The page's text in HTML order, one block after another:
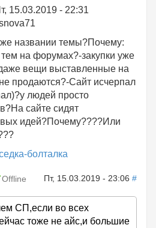
15.03.2019 - 22:31
названии темы?Почему:
на форумах?-закупки уже
вещи выставленные на
продаются?-Сайт исчерпал
людей просто
сайте сидят
идей?Почему????Или
болталка
Offline Пт, 15.03.2019 - 23:06 #
СП,если во всех
тоже не айс,и большие